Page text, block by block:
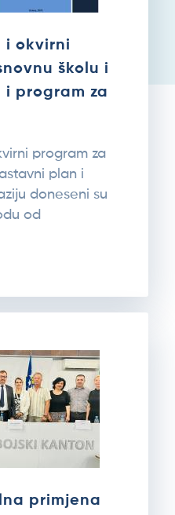
i okvirni
školu i
i program za
program za
plan i
doneseni su
od
primjena